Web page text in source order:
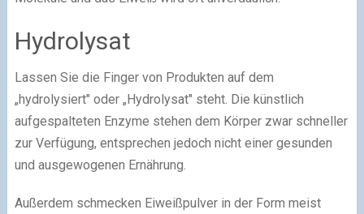
Hydrolysat
Lassen Sie die Finger von Produkten auf dem
„hydrolysiert" oder „Hydrolysat" steht. Die künstlich
aufgespalteten Enzyme stehen dem Körper zwar schneller
zur Verfügung, entsprechen jedoch nicht einer gesunden
und ausgewogenen Ernährung.
Außerdem schmecken Eiweißpulver in der Form meist